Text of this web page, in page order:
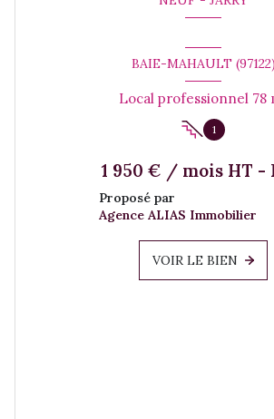
BAIE-MAHAULT
1
1 950 € / mois HT -
Proposé par
Agence ALIAS Immobilier
VOIR LE BIEN